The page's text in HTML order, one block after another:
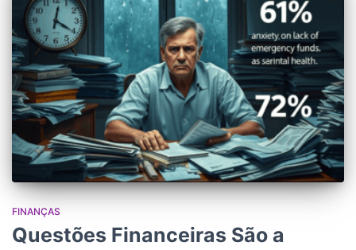
FINANÇAS
Questões Financeiras São a